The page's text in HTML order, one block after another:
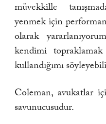
müvekkille
yenmek için
olarak
kendimi
kullandığımı
Coleman, avukatlar
savunucusudur.